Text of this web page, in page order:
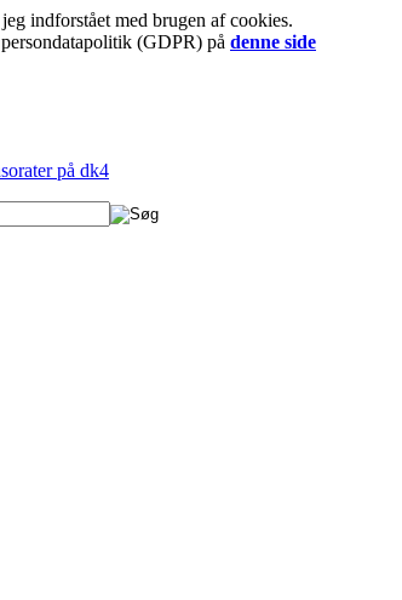
indforstået med brugen af cookies.
(GDPR) på denne side
på dk4